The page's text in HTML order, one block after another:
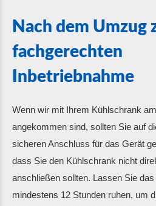
Nach dem Umzug
fachgerechten
Inbetriebnahme
Wenn wir mit Ihrem Kühlschrank
angekommen sind, sollten Sie auf
sicheren Anschluss für das Gerät
dass Sie den Kühlschrank nicht
anschließen sollten. Lassen Sie
mindestens 12 Stunden ruhen, um